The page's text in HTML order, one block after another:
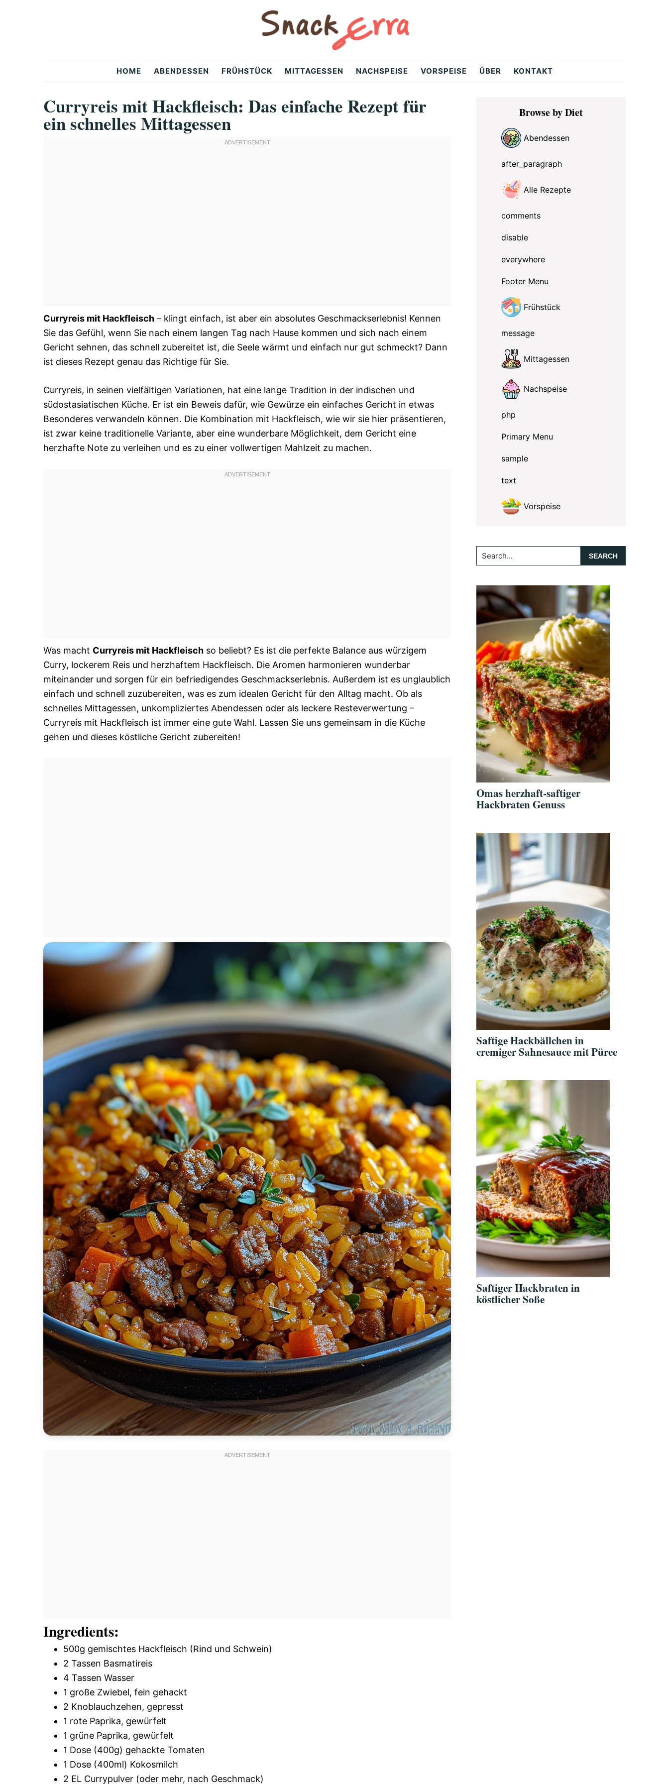
Snackerra
HOME ABENDESSEN FRÜHSTÜCK MITTAGESSEN NACHSPEISE VORSPEISE ÜBER KONTAKT
Curryreis mit Hackfleisch: Das einfache Rezept für
ein schnelles Mittagessen
Curryreis mit Hackfleisch – klingt einfach, ist aber ein absolutes Geschmackserlebnis! Kennen
Sie das Gefühl, wenn Sie nach einem langen Tag nach Hause kommen und sich nach einem
Gericht sehnen, das schnell zubereitet ist, die Seele wärmt und einfach nur gut schmeckt? Dann
ist dieses Rezept genau das Richtige für Sie.
Curryreis, in seinen vielfältigen Variationen, hat eine lange Tradition in der indischen und
südostasiatischen Küche. Er ist ein Beweis dafür, wie Gewürze ein einfaches Gericht in etwas
Besonderes verwandeln können. Die Kombination mit Hackfleisch, wie wir sie hier präsentieren,
ist zwar keine traditionelle Variante, aber eine wunderbare Möglichkeit, dem Gericht eine
herzhafte Note zu verleihen und es zu einer vollwertigen Mahlzeit zu machen.
Was macht Curryreis mit Hackfleisch so beliebt? Es ist die perfekte Balance aus würzigem
Curry, lockerem Reis und herzhaftem Hackfleisch. Die Aromen harmonieren wunderbar
miteinander und sorgen für ein befriedigendes Geschmackserlebnis. Außerdem ist es unglaublich
einfach und schnell zuzubereiten, was es zum idealen Gericht für den Alltag macht. Ob als
schnelles Mittagessen, unkompliziertes Abendessen oder als leckere Resteverwertung –
Curryreis mit Hackfleisch ist immer eine gute Wahl. Lassen Sie uns gemeinsam in die Küche
gehen und dieses köstliche Gericht zubereiten!
Ingredients:
500g gemischtes Hackfleisch (Rind und Schwein)
2 Tassen Basmatireis
4 Tassen Wasser
1 große Zwiebel, fein gehackt
2 Knoblauchzehen, gepresst
1 rote Paprika, gewürfelt
1 grüne Paprika, gewürfelt
1 Dose (400g) gehackte Tomaten
1 Dose (400ml) Kokosmilch
2 EL Currypulver (oder mehr, nach Geschmack)
Primary
SidebarBrowse by Diet
Abendessen
after_paragraph
Alle Rezepte
comments
disable
everywhere
Footer Menu
Frühstück
message
Mittagessen
Nachspeise
php
Primary Menu
sample
text
Vorspeise
Search...
Omas herzhaft-saftiger
Hackbraten Genuss
Saftige Hackbällchen in
cremiger Sahnesauce mit Püree
Saftiger Hackbraten in
köstlicher Soße